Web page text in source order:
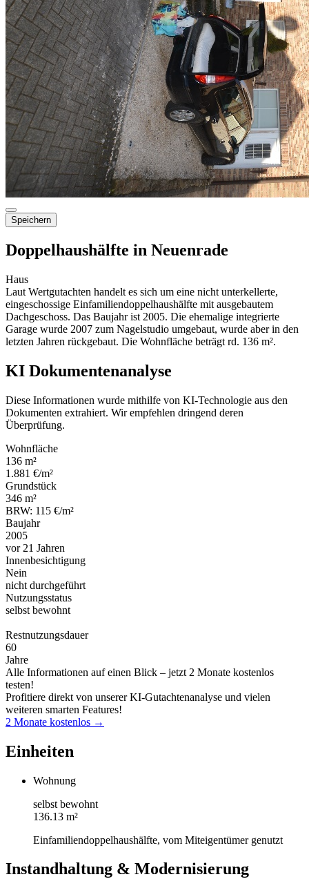
Speichern
Doppelhaushälfte in Neuenrade
Haus
Laut Wertgutachten handelt es sich um eine nicht unterkellerte,
eingeschossige Einfamiliendoppelhaushälfte mit ausgebautem
Dachgeschoss. Das Baujahr ist 2005. Die ehemalige integrierte
Garage wurde 2007 zum Nagelstudio umgebaut, wurde aber in den
letzten Jahren rückgebaut. Die Wohnfläche beträgt rd. 136 m².
KI Dokumentenanalyse
Diese Informationen wurde mithilfe von KI-Technologie aus den
Dokumenten extrahiert. Wir empfehlen dringend deren
Überprüfung.
Wohnfläche
136 m²
1.881 €/m²
Grundstück
346 m²
BRW: 115 €/m²
Baujahr
2005
vor 21 Jahren
Innenbesichtigung
Nein
nicht durchgeführt
Nutzungsstatus
selbst bewohnt
Restnutzungsdauer
60
Jahre
Alle Informationen auf einen Blick – jetzt 2 Monate kostenlos
testen!
Profitiere direkt von unserer KI-Gutachtenanalyse und vielen
weiteren smarten Features!
2 Monate kostenlos →
Einheiten
Wohnung
selbst bewohnt
136.13 m²
Einfamiliendoppelhaushälfte, vom Miteigentümer genutzt
Instandhaltung & Modernisierung